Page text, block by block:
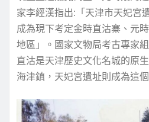
家李經漢指出:「天津市天妃宮
成為現下考定金時直沽寨、元
地區」。國家文物局考古專家
直沽是天津歷史文化名城的原
海津鎮，天妃宮遺址則成為這